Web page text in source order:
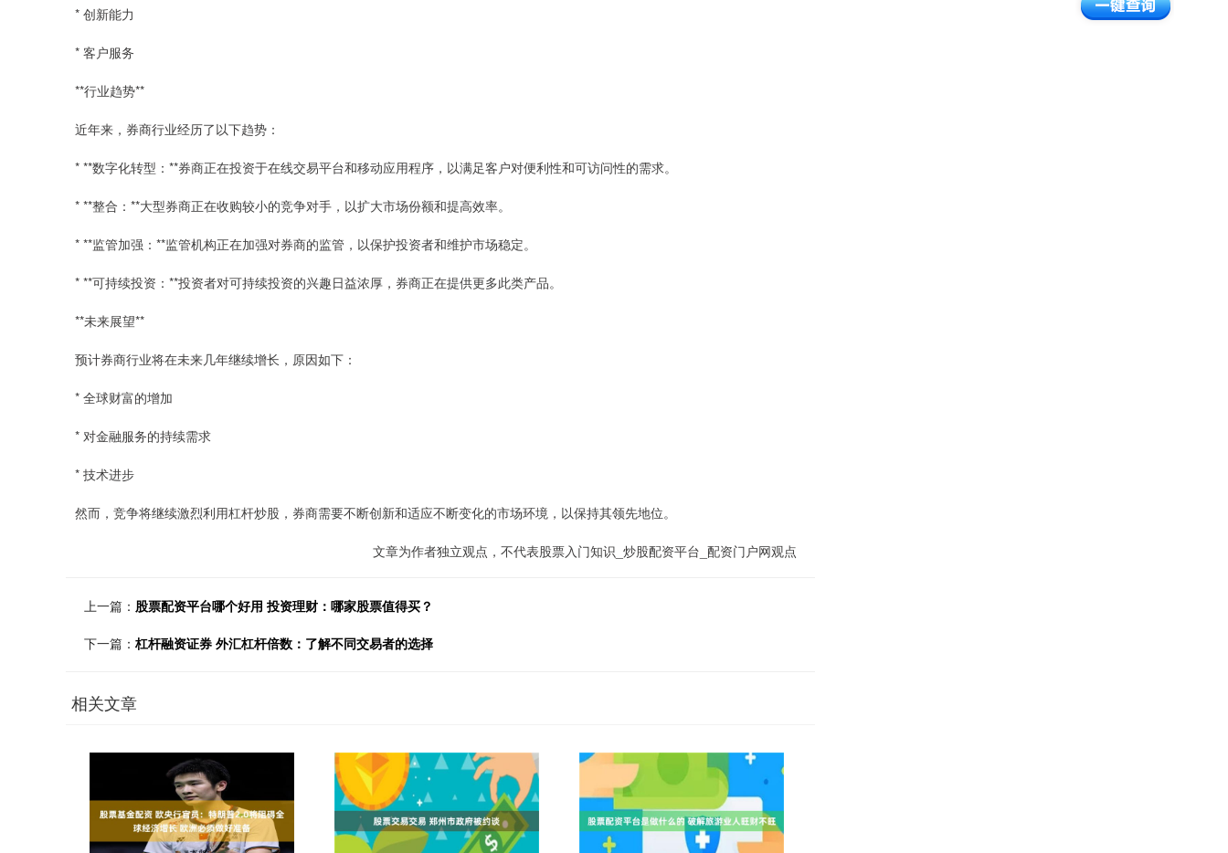
* 创新能力
* 客户服务
**行业趋势**
近年来，券商行业经历了以下趋势：
* **数字化转型：**券商正在投资于在线交易平台和移动应用程序，以满足客户对便利性和可访问性的需求。
* **整合：**大型券商正在收购较小的竞争对手，以扩大市场份额和提高效率。
* **监管加强：**监管机构正在加强对券商的监管，以保护投资者和维护市场稳定。
* **可持续投资：**投资者对可持续投资的兴趣日益浓厚，券商正在提供更多此类产品。
**未来展望**
预计券商行业将在未来几年继续增长，原因如下：
* 全球财富的增加
* 对金融服务的持续需求
* 技术进步
然而，竞争将继续激烈利用杠杆炒股，券商需要不断创新和适应不断变化的市场环境，以保持其领先地位。
文章为作者独立观点，不代表股票入门知识_炒股配资平台_配资门户网观点
上一篇： 股票配资平台哪个好用 投资理财：哪家股票值得买？
下一篇： 杠杆融资证券 外汇杠杆倍数：了解不同交易者的选择
相关文章